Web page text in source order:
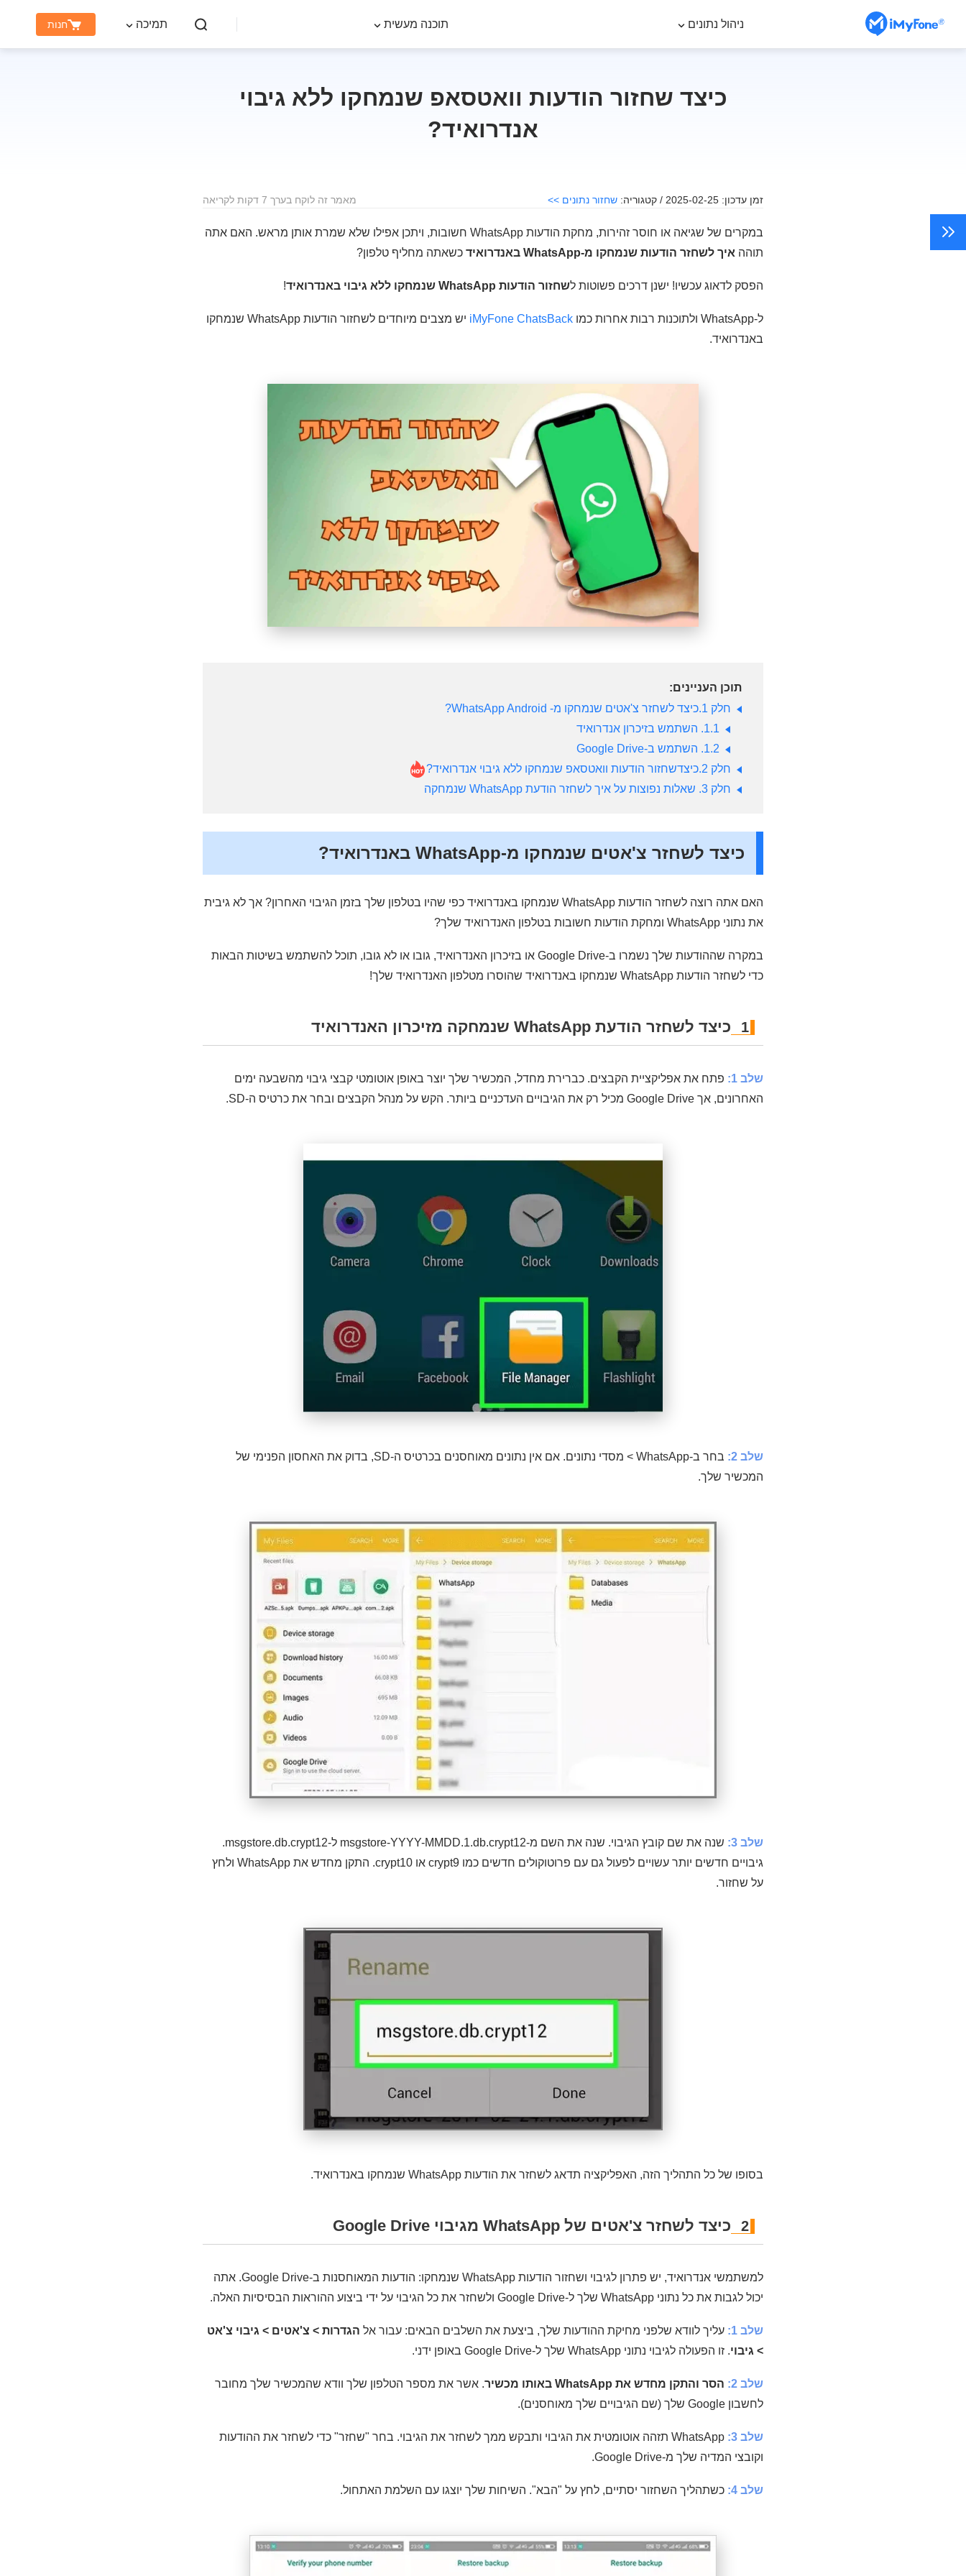
ניהול נתונים תוכנה מעשית תמיכה חנות
כיצד שחזור הודעות וואטסאפ שנמחקו ללא גיבוי
אנדרואיד?
זמן עדכון: 2025-02-25 / קטגוריה: שחזור נתונים >> מאמר זה לוקח בערך 7 דקות לקריאה
במקרים של שגיאה או חוסר זהירות, מחקת הודעות WhatsApp חשובות, ויתכן אפילו שלא שמרת אותן מראש. האם אתה
תוהה איך לשחזר הודעות שנמחקו מ-WhatsApp באנדרואיד כשאתה מחליף טלפון?
הפסק לדאוג עכשיו! ישנן דרכים פשוטות לשחזור הודעות WhatsApp שנמחקו ללא גיבוי באנדרואיד !
ל-WhatsApp ולתוכנות רבות אחרות כמו iMyFone ChatsBack
יש מצבים מיוחדים לשחזור הודעות WhatsApp שנמחקו
באנדרואיד.
תוכן העניינים:
חלק 1.כיצד לשחזר צ'אטים שנמחקו מ- WhatsApp Android?
1.1. השתמש בזיכרון אנדרואיד
1.2. השתמש ב-Google Drive
חלק 2.כיצדשחזור הודעות וואטסאפ שנמחקו ללא גיבוי אנדרואיד?
חלק 3. שאלות נפוצות על איך לשחזר הודעת WhatsApp שנמחקה
כיצד לשחזר צ'אטים שנמחקו מ-WhatsApp באנדרואיד?
האם אתה רוצה לשחזר הודעות WhatsApp שנמחקו באנדרואיד כפי שהיו בטלפון שלך בזמן הגיבוי האחרון? אך לא גיבית
את נתוני WhatsApp ומחקת הודעות חשובות בטלפון האנדרואיד שלך?
במקרה שההודעות שלך נשמרו ב-Google Drive או בזיכרון האנדרואיד, גובו או לא גובו, תוכל להשתמש בשיטות הבאות
כדי לשחזר הודעות WhatsApp שנמחקו באנדרואיד שהוסרו מטלפון האנדרואיד שלך!
1 כיצד לשחזר הודעת WhatsApp שנמחקה מזיכרון האנדרואיד
שלב 1:
פתח את אפליקציית הקבצים. כברירת מחדל, המכשיר שלך יוצר באופן אוטומטי קבצי גיבוי מהשבעה ימים
האחרונים, אך Google Drive מכיל רק את הגיבויים העדכניים ביותר. הקש על מנהל הקבצים ובחר את כרטיס ה-SD.
שלב 2:
בחר ב-WhatsApp > מסדי נתונים. אם אין נתונים מאוחסנים בכרטיס ה-SD, בדוק את האחסון הפנימי של
המכשיר שלך.
שלב 3:
שנה את שם קובץ הגיבוי. שנה את השם מ-msgstore-YYYY-MMDD.1.db.crypt12 ל-msgstore.db.crypt12.
גיבויים חדשים יותר עשויים לפעול גם עם פרוטוקולים חדשים כמו crypt9 או crypt10. התקן מחדש את WhatsApp ולחץ
על שחזור.
בסופו של כל התהליך הזה, האפליקציה תדאג לשחזר את הודעות WhatsApp שנמחקו באנדרואיד.
2 כיצד לשחזר צ'אטים של WhatsApp מגיבוי Google Drive
למשתמשי אנדרואיד, יש פתרון לגיבוי ושחזור הודעות WhatsApp שנמחקו: הודעות המאוחסנות ב-Google Drive. אתה
יכול לגבות את כל נתוני WhatsApp שלך ל-Google Drive ולשחזר את כל הגיבוי על ידי ביצוע ההוראות הבסיסיות האלה.
שלב 1: עליך לוודא שלפני מחיקת ההודעות שלך, ביצעת את השלבים הבאים: עבור אל הגדרות > צ'אטים > גיבוי צ'אט
> גיבוי. זו הפעולה לגיבוי נתוני WhatsApp שלך ל-Google Drive באופן ידני.
שלב 2: הסר והתקן מחדש את WhatsApp באותו מכשיר
. אשר את מספר הטלפון שלך וודא שהמכשיר שלך מחובר
לחשבון Google שלך ​​(שם הגיבויים שלך מאוחסנים).
שלב 3:
WhatsApp תזהה אוטומטית את הגיבוי ותבקש ממך לשחזר את הגיבוי. בחר "שחזר" כדי לשחזר את ההודעות
וקובצי המדיה שלך מ-Google Drive.
שלב 4: כשתהליך השחזור יסתיים, לחץ על "הבא". השיחות שלך יוצגו עם השלמת האתחול.